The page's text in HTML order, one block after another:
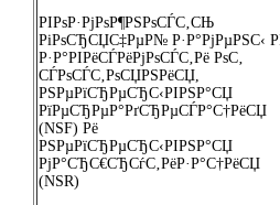
РІРѕР·РјРѕР¶РЅРѕСЃС‚СЊ
РіРѕСЂСЏС‡РµР№ Р·Р°РјРµРЅС‹
Р·Р°РІРёСЃРёРјРѕСЃС‚Рё РѕС‚
СЃРѕСЃС‚РѕСЏРЅРёСЏ,
РЅРµРїСЂРµСЂС‹РІРЅР°СЏ
РїРµСЂРµР°РґСЂРµСЃР°С†РёСЏ
(NSF) Рё
РЅРµРїСЂРµСЂС‹РІРЅР°СЏ
РјР°СЂС€СЂСѓС‚РёР·Р°С†РёСЏ
(NSR)